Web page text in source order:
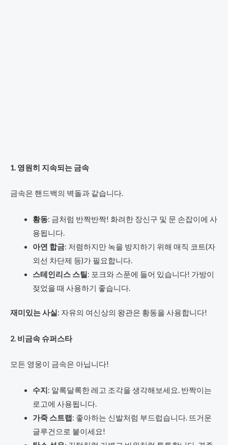
1. 영원히 지속되는 금속
금속은 핸드백의 벽돌과 같습니다.
황동: 금처럼 반짝반짝! 화려한 장신구 및 문 손잡이에 사
용됩니다.
아연 합금: 저렴하지만 녹을 방지하기 위해 매직 코트(자
외선 차단제 등)가 필요합니다.
스테인리스 스틸: 포크와 스푼에 들어 있습니다! 가방이
젖었을 때 사용하기 좋습니다.
재미있는 사실: 자유의 여신상의 왕관은 황동을 사용합니다!
2. 비금속 슈퍼스타
모든 영웅이 금속은 아닙니다!
수지: 알록달록한 레고 조각을 생각해보세요. 반짝이는
로고에 사용됩니다.
가죽 스트랩: 좋아하는 신발처럼 부드럽습니다. 뜨거운
글루건으로 붙이세요!